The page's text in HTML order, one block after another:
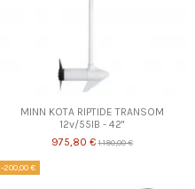
MINN KOTA RIPTIDE TRANSOM
12v/55lB - 42"
975,80 €1.190,00 €
-200,00 €